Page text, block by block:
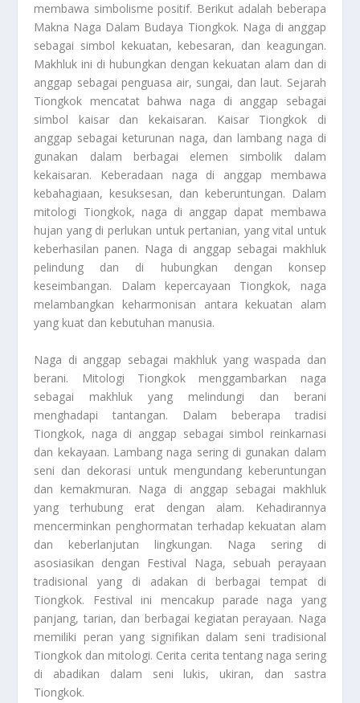
membawa simbolisme positif. Berikut adalah beberapa
Makna Naga Dalam Budaya Tiongkok. Naga di anggap
sebagai simbol kekuatan, kebesaran, dan keagungan.
Makhluk ini di hubungkan dengan kekuatan alam dan di
anggap sebagai penguasa air, sungai, dan laut. Sejarah
Tiongkok mencatat bahwa naga di anggap sebagai
simbol kaisar dan kekaisaran. Kaisar Tiongkok di
anggap sebagai keturunan naga, dan lambang naga di
gunakan dalam berbagai elemen simbolik dalam
kekaisaran. Keberadaan naga di anggap membawa
kebahagiaan, kesuksesan, dan keberuntungan. Dalam
mitologi Tiongkok, naga di anggap dapat membawa
hujan yang di perlukan untuk pertanian, yang vital untuk
keberhasilan panen. Naga di anggap sebagai makhluk
pelindung dan di hubungkan dengan konsep
keseimbangan. Dalam kepercayaan Tiongkok, naga
melambangkan keharmonisan antara kekuatan alam
yang kuat dan kebutuhan manusia.
Naga di anggap sebagai makhluk yang waspada dan
berani. Mitologi Tiongkok menggambarkan naga
sebagai makhluk yang melindungi dan berani
menghadapi tantangan. Dalam beberapa tradisi
Tiongkok, naga di anggap sebagai simbol reinkarnasi
dan kekayaan. Lambang naga sering di gunakan dalam
seni dan dekorasi untuk mengundang keberuntungan
dan kemakmuran. Naga di anggap sebagai makhluk
yang terhubung erat dengan alam. Kehadirannya
mencerminkan penghormatan terhadap kekuatan alam
dan keberlanjutan lingkungan. Naga sering di
asosiasikan dengan Festival Naga, sebuah perayaan
tradisional yang di adakan di berbagai tempat di
Tiongkok. Festival ini mencakup parade naga yang
panjang, tarian, dan berbagai kegiatan perayaan. Naga
memiliki peran yang signifikan dalam seni tradisional
Tiongkok dan mitologi. Cerita cerita tentang naga sering
di abadikan dalam seni lukis, ukiran, dan sastra
Tiongkok.